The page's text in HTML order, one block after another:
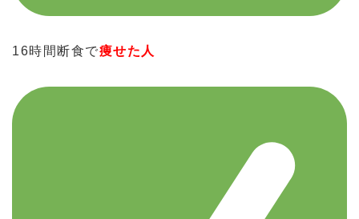
16時間断食で痩せた人